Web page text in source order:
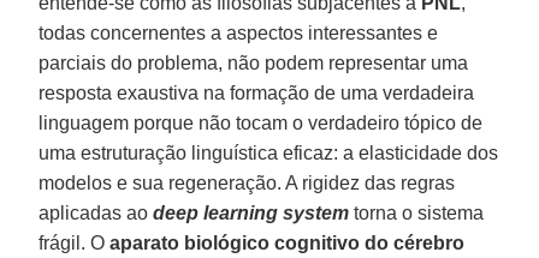
todas concernentes a aspectos interessantes e
parciais do problema, não podem representar uma
resposta exaustiva na formação de uma verdadeira
linguagem porque não tocam o verdadeiro tópico de
uma estruturação linguística eficaz: a elasticidade dos
modelos e sua regeneração. A rigidez das regras
aplicadas ao deep learning system torna o sistema
frágil. Oaparato biológico cognitivo do cérebro